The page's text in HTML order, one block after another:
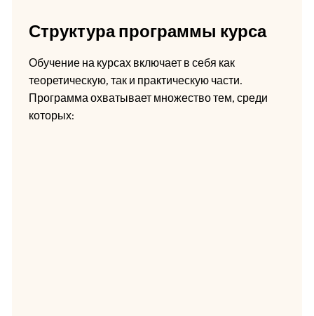
Структура программы курса
Обучение на курсах включает в себя как
теоретическую, так и практическую части.
Программа охватывает множество тем, среди
которых: